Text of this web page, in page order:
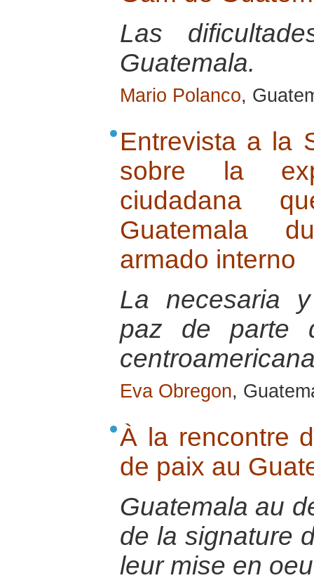
Las
Guatemala.
Mario Polanco,
Entrevista a la
sobre la
ciudadana
Guatemala
armado interno
La necesaria
paz de parte
Eva Obregon,
À la rencontre
de paix au
Guatemala au
de la signature
leur mise en